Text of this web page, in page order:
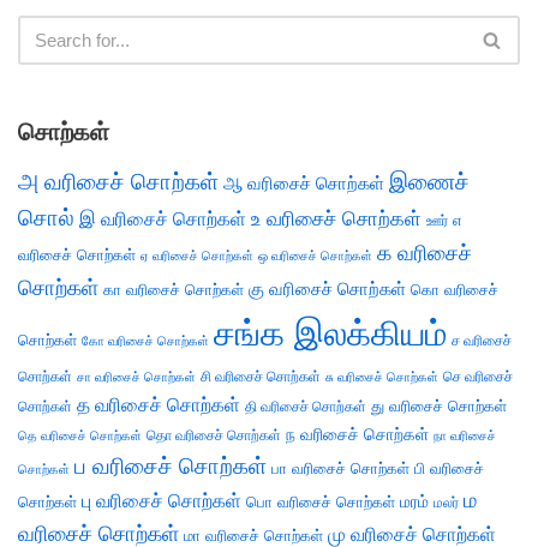
சொற்கள்
அ வரிசைச் சொற்கள் ஆ வரிசைச் சொற்கள் இணைச்
சொல் இ வரிசைச் சொற்கள் உ வரிசைச் சொற்கள் ஊர் எ
வரிசைச் சொற்கள் ஏ வரிசைச் சொற்கள் ஒ வரிசைச் சொற்கள் க வரிசைச்
சொற்கள் கா வரிசைச் சொற்கள் கு வரிசைச் சொற்கள் கொ வரிசைச்
சொற்கள் கோ வரிசைச் சொற்கள் சங்க இலக்கியம் ச வரிசைச்
சொற்கள் சா வரிசைச் சொற்கள் சி வரிசைச் சொற்கள் சு வரிசைச் சொற்கள் செ வரிசைச்
சொற்கள் த வரிசைச் சொற்கள் தி வரிசைச் சொற்கள் து வரிசைச் சொற்கள்
தெ வரிசைச் சொற்கள் தொ வரிசைச் சொற்கள் ந வரிசைச் சொற்கள் நா வரிசைச்
சொற்கள் ப வரிசைச் சொற்கள் பா வரிசைச் சொற்கள் பி வரிசைச்
சொற்கள் பு வரிசைச் சொற்கள் பொ வரிசைச் சொற்கள் மரம் மலர் ம
வரிசைச் சொற்கள் மா வரிசைச் சொற்கள் மு வரிசைச் சொற்கள்